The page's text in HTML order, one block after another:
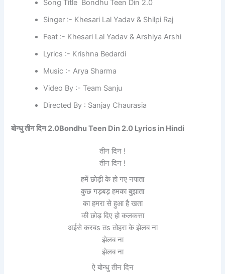
Song Title Bondhu Teen Din 2.0
Singer :- Khesari Lal Yadav & Shilpi Raj
Feat :- Khesari Lal Yadav & Arshiya Arshi
Lyrics :- Krishna Bedardi
Music :- Arya Sharma
Video By :- Team Sanju
Directed By : Sanjay Chaurasia
बोन्धु तीन दिन2.0Bondhu Teen Din 2.0 Lyrics in Hindi
तीन दिन !
तीन दिन !
हमें छोड़ी के हो गए नपाता
कुछ गड़बड़ हमका बुझाता
का हमरा से हुआ है खता
की छोड़ दिए हो कलकत्ता
अईसे करबs तs तोहरा के झेलब ना
झेलब ना
झेलब ना
ऐ बोन्धु तीन दिन